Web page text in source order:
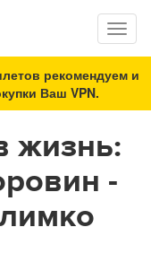
рекомендуем и
Ваш VPN.
жизнь:
-